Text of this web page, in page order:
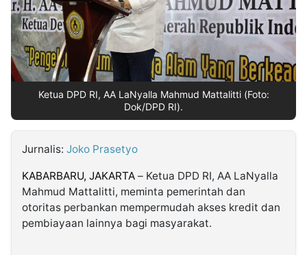
Follow
Kabarbaru
Kabarbaru.co
Ketua DPD RI, AA LaNyalla Mahmud Mattalitti (Foto:
Dok/DPD RI).
Jurnalis: Joko Prasetyo
KABARBARU, JAKARTA – Ketua DPD RI, AA LaNyalla
Mahmud Mattalitti, meminta pemerintah dan
otoritas perbankan mempermudah akses kredit dan
pembiayaan lainnya bagi masyarakat.